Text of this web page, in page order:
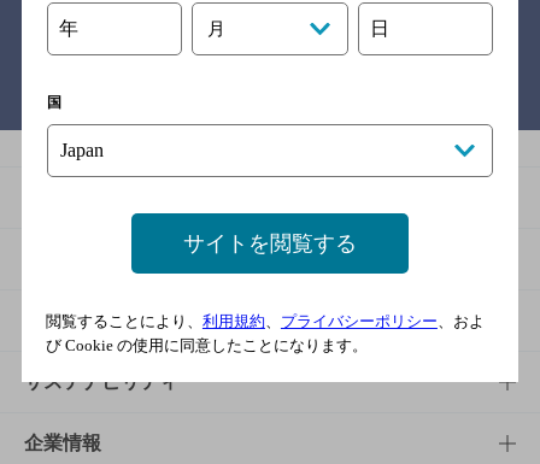
商品一覧
栄養成分一覧
知る・楽しむTOP
キャンペーン
工場見学
文化・スポーツ
文化・スポーツTOP
サントリーホール
サステナビリティ
サステナビリティTOP
企業情報
年 月 日
国
サイトを閲覧する
閲覧することにより、 利用規約、 プライバシーポリシー、およ
び Cookie の使用に同意したことになります。